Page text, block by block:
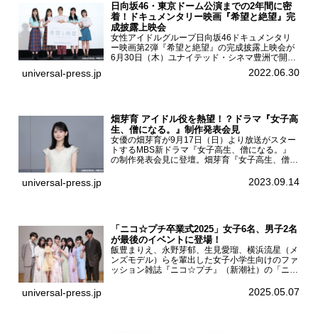
日向坂46・東京ドーム公演までの2年間に密
着！ドキュメンタリー映画『希望と絶望』完
成披露上映会
女性アイドルグループ日向坂46ドキュメンタリ
ー映画第2弾『希望と絶望』の完成披露上映会が
6月30日（木）ユナイテッド・シネマ豊洲で開催
され、日向坂46メンバーの加藤史帆、齊藤京
子、佐々木久美、富田鈴花、松田好花の5人が登
universal-press.jp 2022.06.30
畑芽育 アイドル役を熱望！？ドラマ『女子高
生、僧になる。』制作発表会見
女優の畑芽育が9月17日（日）より放送がスター
トするMBS新ドラマ『女子高生、僧になる。』
の制作発表会見に登壇。畑芽育『女子高生、僧に
ーについて「下白石麦は頭にビックリマークと、
universal-press.jp 2023.09.14
「ニコ☆プチ卒業式2025」女子6名、男子2名
が最後のイベントに登場！
飯豊まりえ、永野芽郁、生見愛瑠、横浜流星（メ
ンズモデル）らを輩出した女子小学生向けのファ
ッション雑誌『ニコ☆プチ』（新潮社）の「ニコ
モード学園コクーンタワーで開催され、卒業モデ
universal-press.jp 2025.05.07